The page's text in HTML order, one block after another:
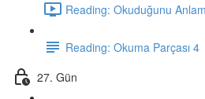
Reading: Okuduğunu
Reading: Okuma Parçası 4
27. Gün